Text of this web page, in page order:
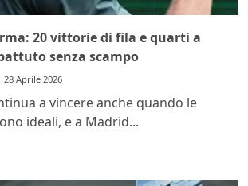
20 vittorie di fila e quarti a
senza scampo
28 Aprile 2026
a vincere anche quando le
ideali, e a Madrid...